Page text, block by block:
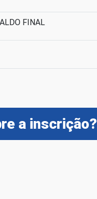
FINAL
a inscrição?